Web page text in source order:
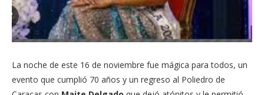
La noche de este 16 de noviembre fue mágica para todos, un
evento que cumplió 70 años y un regreso al Poliedro de